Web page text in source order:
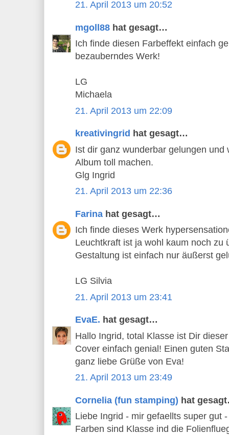
21. April 2013 um 20:52
mgoll88 hat gesagt…
Ich finde diesen Farbeffekt einfach
bezauberndes Werk!
LG
Michaela
21. April 2013 um 22:09
kreativingrid hat gesagt…
Ist dir ganz wunderbar gelungen und
Album toll machen.
Glg Ingrid
21. April 2013 um 22:36
Farina hat gesagt…
Ich finde dieses Werk
Leuchtkraft ist ja wohl kaum noch zu
Gestaltung ist einfach nur äußerst
LG Silvia
21. April 2013 um 23:41
EvaE. hat gesagt…
Hallo Ingrid, total Klasse ist Dir
Cover einfach genial! Einen guten
ganz liebe Grüße von Eva!
21. April 2013 um 23:49
Cornelia (fun stamping) hat
Liebe Ingrid - mir gefaellts super gut
Farben sind Klasse ind die